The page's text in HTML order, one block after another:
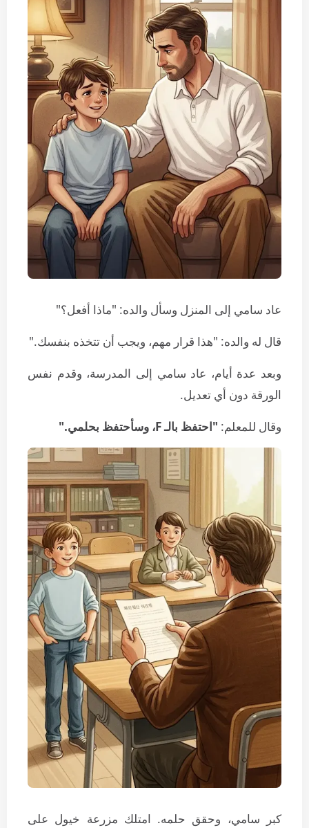
عاد سامي إلى المنزل وسأل والده: "ماذا أفعل؟"
قال له والده: "هذا قرار مهم، ويجب أن تتخذه بنفسك."
وبعد عدة أيام، عاد سامي إلى المدرسة، وقدم نفس
الورقة دون أي تعديل.
وقال للمعلم: "احتفظ بالـ F، وسأحتفظ بحلمي."
كبر سامي، وحقق حلمه. امتلك مزرعة خيول على